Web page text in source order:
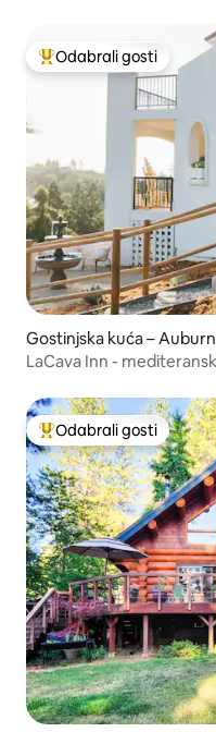
Među najviše
Odabrali gosti
Gostinjska kuća – Auburn
LaCava Inn -
Među najviše
Odabrali gosti